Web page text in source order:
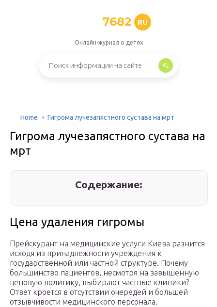
7682 RU
Онлайн-журнал о детях
Home Гигрома лучезапястного сустава на мрт
Гигрома лучезапястного сустава на
мрт
Содержание:
Цена удаления гигромы
Прейскурант на медицинские услуги Киева разнится
исходя из принадлежности учреждения к
государственной или частной структуре. Почему
большинство пациентов, несмотря на завышенную
ценовую политику, выбирают частные клиники?
Ответ кроется в отсутствии очередей и большей
отзывчивости медицинского персонала.